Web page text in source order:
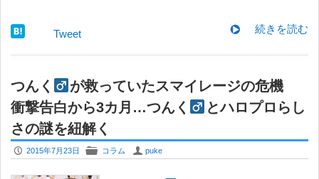
続きを読む
Tweet
つんく
が救っていたスマイレージの危機
衝撃告白から3カ月…つんく
とハロプロらし
さの謎を紐解く
P 2015年7月23日 F コラム U puke